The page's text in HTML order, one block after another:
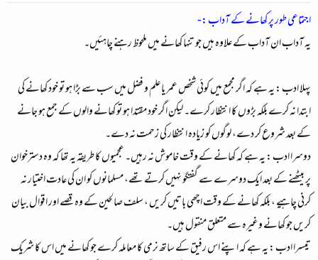
اجتماعی طور پر کھانے کے آداب :-
یہ آداب ان آداب کے علاوہ ہیں جو تنہا کھانے میں ملحوظ رہنے چاہئیں۔
پہلا ادب :یہ ہے کہ اگر مجمع میں کوئی شخص عمر یا علم و فضل میں سب سے بڑا ہو تو خود کھانے کی
ابتدا نہ کرے بلکہ بڑوں کا انتظار کرے۔ لیکن اگر خود مقتدا ہو تو کھانے والوں کے جمع ہو جانے
کے بعد شروع کر دے، لوگوں کو زیادہ انتظار کی زحمت نہ دے۔
دوسرا ادب :یہ ہے کہ کھانے کے وقت خاموش نہ رہیں۔ عجمیوں کا طریقہ یہ تھا کہ وہ دسترخوان
پر بیٹھنے کے بعد ایک دوسرے سے گفتگو نہیں کرتے تھے، مسلمانوں کو ان کی عادت اختیار نہ
کرنی چاہیے ، بلکہ کھانے کے وقت اچھی باتیں کریں ، سلف صالحین کے وہ قصے اور اقوال بیان
کریں جو کھانے وغیرہ سے متعلق منقول ہیں۔
تیسرا ادب :یہ ہے کہ اپنے اس رفیق کے ساتھ نرمی کا معاملہ کرے جو کھانے میں اس کا شریک